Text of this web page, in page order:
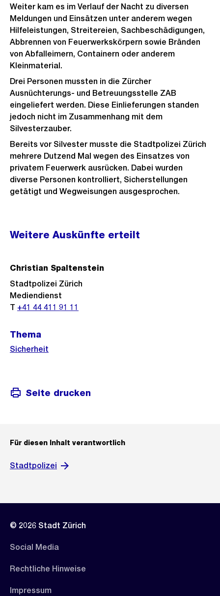
Weiter kam es im Verlauf der Nacht zu diversen
Meldungen und Einsätzen unter anderem wegen
Hilfeleistungen, Streitereien, Sachbeschädigungen,
Abbrennen von Feuerwerkskörpern sowie Bränden
von Abfalleimern, Containern oder anderem
Kleinmaterial.
Drei Personen mussten in die Zürcher
Ausnüchterungs- und Betreuungsstelle ZAB
eingeliefert werden. Diese Einlieferungen standen
jedoch nicht im Zusammenhang mit dem
Silvesterzauber.
Bereits vor Silvester musste die Stadtpolizei Zürich
mehrere Dutzend Mal wegen des Einsatzes von
privatem Feuerwerk ausrücken. Dabei wurden
diverse Personen kontrolliert, Sicherstellungen
getätigt und Wegweisungen ausgesprochen.
Weitere
Informationen
Weitere Auskünfte erteilt
Christian Spaltenstein
Stadtpolizei Zürich
Mediendienst
T +41 44 411 91 11
Thema
Sicherheit
Seite drucken
Für diesen Inhalt verantwortlich
Stadtpolizei
© 2026 Stadt Zürich
Social Media
Rechtliche Hinweise
Impressum